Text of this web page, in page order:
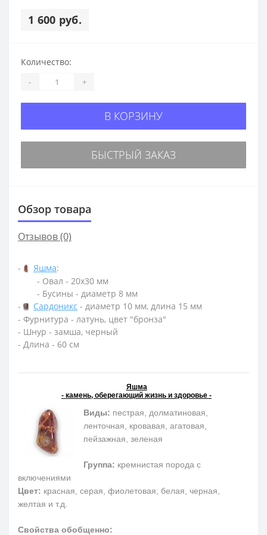
1 600 руб.
Количество:
- +
В КОРЗИНУ
БЫСТРЫЙ ЗАКАЗ
Обзор товара
Отзывов (0)
- Яшма:
- Овал - 20х30 мм
- Бусины - диаметр 8 мм
-
Сардоникс - диаметр 10 мм, длина 15 мм
- Фурнитура - латунь, цвет "бронза"
- Шнур - замша, черный
- Длина - 60 см
Яшма
- камень, оберегающий жизнь и здоровье -
Виды: пестрая, долматиновая,
ленточная, кровавая, агатовая,
пейзажная, зеленая
Группа: кремнистая порода с
включениями
Цвет: красная, серая, фиолетовая, белая, черная,
желтая и т.д.
Свойства обобщенно: